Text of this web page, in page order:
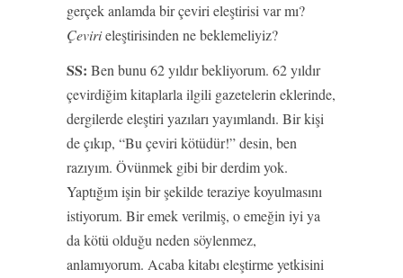
gerçek anlamda bir çeviri eleştirisi var mı?
Çevirieleştirisinden ne beklemeliyiz?
SS: Ben bunu 62 yıldır bekliyorum. 62 yıldır
çevirdiğim kitaplarla ilgili gazetelerin eklerinde,
dergilerde eleştiri yazıları yayımlandı. Bir kişi
de çıkıp, “Bu çeviri kötüdür!” desin, ben
razıyım. Övünmek gibi bir derdim yok.
Yaptığım işin bir şekilde teraziye koyulmasını
istiyorum. Bir emek verilmiş, o emeğin iyi ya
da kötü olduğu neden söylenmez,
anlamıyorum. Acaba kitabı eleştirme yetkisini